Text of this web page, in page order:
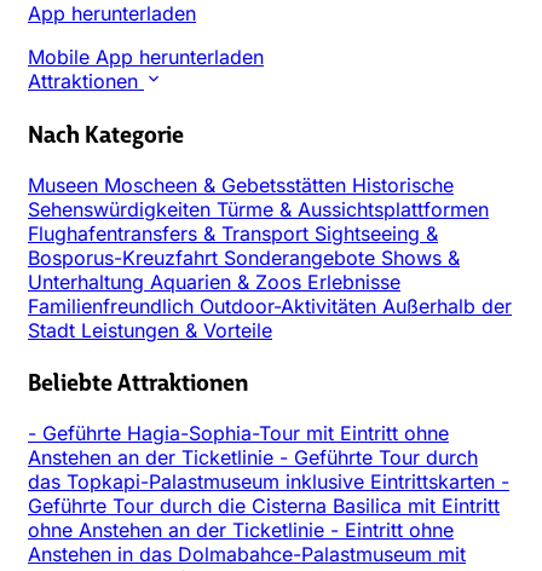
App herunterladen
Mobile App herunterladen
Attraktionen
Nach Kategorie
Museen Moscheen & Gebetsstätten Historische
Sehenswürdigkeiten Türme & Aussichtsplattformen
Flughafentransfers & Transport Sightseeing &
Bosporus-Kreuzfahrt Sonderangebote Shows &
Unterhaltung Aquarien & Zoos Erlebnisse
Familienfreundlich Outdoor-Aktivitäten Außerhalb der
Stadt Leistungen & Vorteile
Beliebte Attraktionen
- Geführte Hagia-Sophia-Tour mit Eintritt ohne
Anstehen an der Ticketlinie - Geführte Tour durch
das Topkapi-Palastmuseum inklusive Eintrittskarten -
Geführte Tour durch die Cisterna Basilica mit Eintritt
ohne Anstehen an der Ticketlinie - Eintritt ohne
Anstehen in das Dolmabahce-Palastmuseum mit